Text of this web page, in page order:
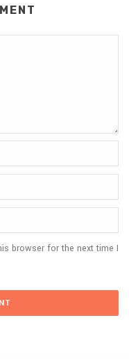
browser for the next time I